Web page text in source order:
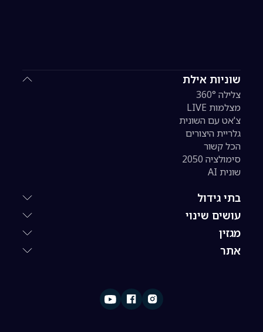
שוניות אילת
צלילה 360°
מצלמות LIVE
צ'אט עם השונית
גלריית היצורים
הכל קשור
סימולציה 2050
שונית AI
בתי גידול
עושים שינוי
מגזין
אתר